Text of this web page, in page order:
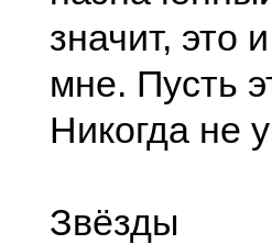
значит, это
мне. Пусть
Никогда не
Звёзды